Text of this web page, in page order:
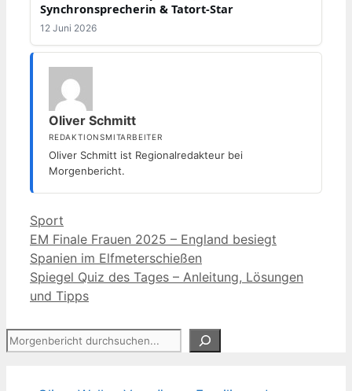
Synchronsprecherin & Tatort-Star
12 Juni 2026
Oliver Schmitt
REDAKTIONSMITARBEITER
Oliver Schmitt ist Regionalredakteur bei
Morgenbericht.
Kategorien
Sport
EM Finale Frauen 2025 – England besiegt
Spanien im Elfmeterschießen
Spiegel Quiz des Tages – Anleitung, Lösungen
und Tipps
Suchen